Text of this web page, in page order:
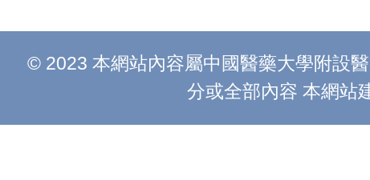
© 2023 本網站內容屬中國醫藥大學附設
分或全部內容 本網站